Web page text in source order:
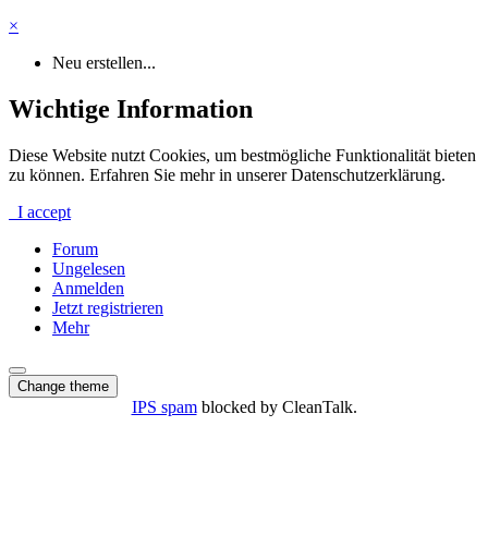
×
Neu erstellen...
Wichtige Information
Diese Website nutzt Cookies, um bestmögliche Funktionalität bieten
zu können. Erfahren Sie mehr in unserer Datenschutzerklärung.
I accept
Forum
Ungelesen
Anmelden
Jetzt registrieren
Mehr
Change theme
IPS spamblocked by CleanTalk.